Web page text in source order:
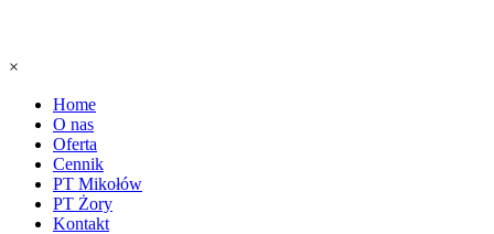
×
Home
O nas
Oferta
Cennik
PT Mikołów
PT Żory
Kontakt